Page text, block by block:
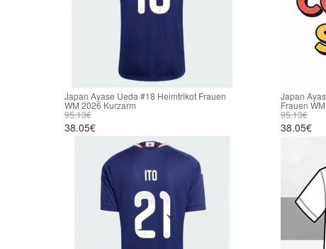
Japan Ayase Ueda #18 Heimtrikot Frauen
WM 2026 Kurzarm
95.13€
38.05€
Japan
Frauen
95.13€
38.05€